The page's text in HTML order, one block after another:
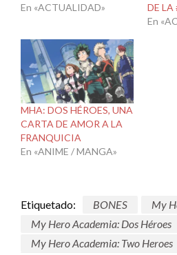
En «ACTUALIDAD»
DE LA
En
MHA: DOS HÉROES, UNA
CARTA DE AMOR A LA
FRANQUICIA
En «ANIME / MANGA»
Etiquetado: BONES
My
My Hero Academia: Dos Héroes
My Hero Academia: Two Heroes